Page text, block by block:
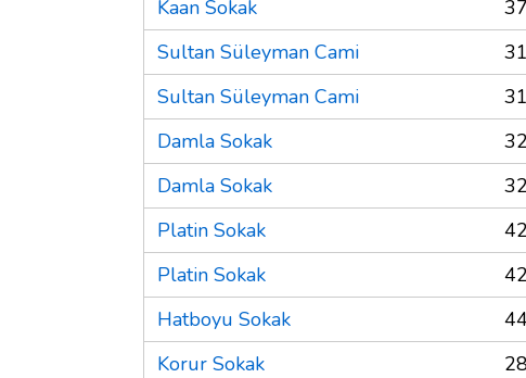
Kaan Sokak
Sultan Süleyman Cami
Sultan Süleyman Cami
Damla Sokak
Damla Sokak
Platin Sokak
Platin Sokak
Hatboyu Sokak
Korur Sokak